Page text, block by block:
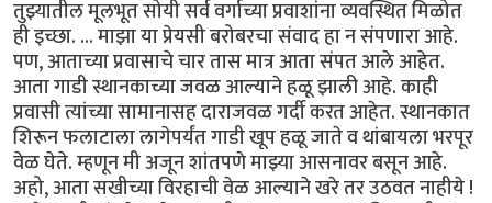
तुझ्यातील मूलभूत सोयी सर्व वर्गाच्या प्रवाशांना व्यवस्थित मिळोत
ही इच्छा. ... माझा या प्रेयसी बरोबरचा संवाद हा न संपणारा आहे.
पण, आताच्या प्रवासाचे चार तास मात्र आता संपत आले आहेत.
आता गाडी स्थानकाच्या जवळ आल्याने हळू झाली आहे. काही
प्रवासी त्यांच्या सामानासह दाराजवळ गर्दी करत आहेत. स्थानकात
शिरून फलाटाला लागेपर्यंत गाडी खूप हळू जाते व थांबायला भरपूर
वेळ घेते. म्हणून मी अजून शांतपणे माझ्या आसनावर बसून आहे.
अहो, आता सखीच्या विरहाची वेळ आल्याने खरे तर उठवत नाहीये !